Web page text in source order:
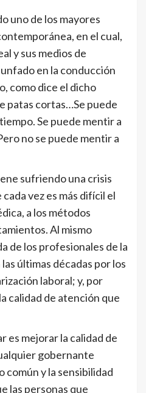
uno de los mayores
en el cual,
y sus medios de
en la conducción
como dice el dicho
patas cortas…Se puede
Se puede mentir a
no se puede mentir a
sufriendo una crisis
vez es más difícil el
a los métodos
Al mismo
de los profesionales de la
últimas décadas por los
laboral; y, por
calidad de atención que
es mejorar la calidad de
gobernante
y la sensibilidad
las personas que